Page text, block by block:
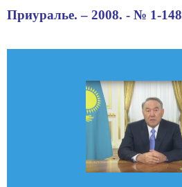
Приуралье. – 2008. - № 1-148